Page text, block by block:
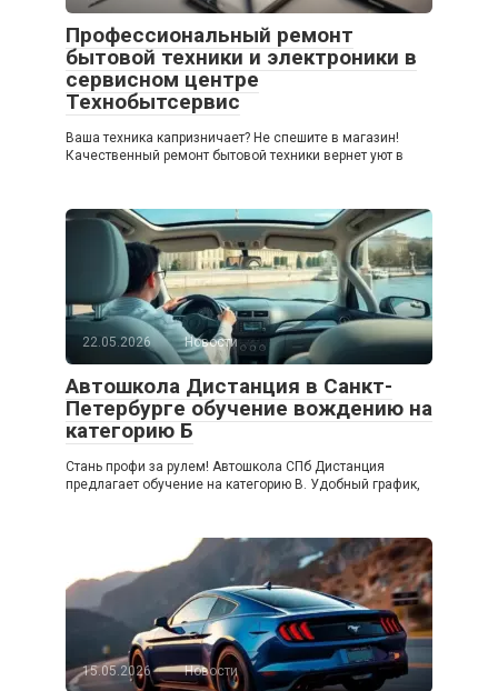
Профессиональный ремонт
бытовой техники и электроники в
сервисном центре
Технобытсервис
Ваша техника капризничает? Не спешите в магазин!
Качественный ремонт бытовой техники вернет уют в
22.05.2026 Новости
Автошкола Дистанция в Санкт-
Петербурге обучение вождению на
категорию Б
Стань профи за рулем! Автошкола СПб Дистанция
предлагает обучение на категорию B. Удобный график,
15.05.2026 Новости